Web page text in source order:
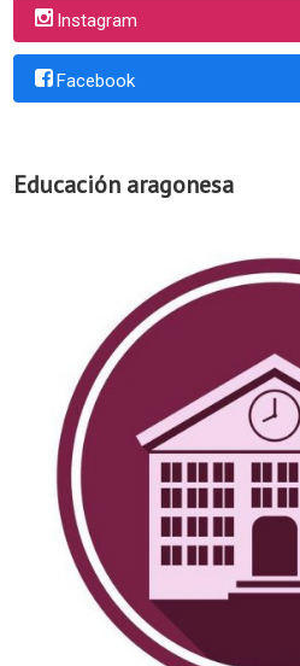
Instagram
Facebook
Educación aragonesa